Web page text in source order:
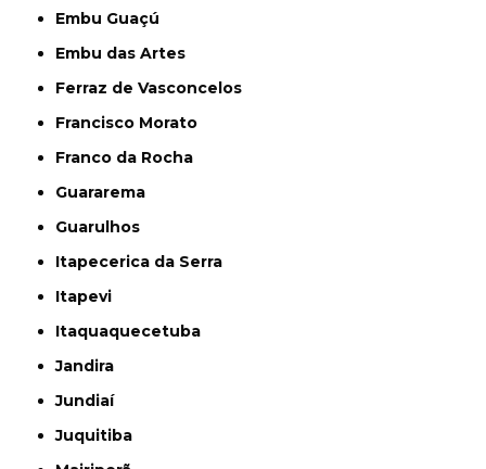
Embu Guaçú
Embu das Artes
Ferraz de Vasconcelos
Francisco Morato
Franco da Rocha
Guararema
Guarulhos
Itapecerica da Serra
Itapevi
Itaquaquecetuba
Jandira
Jundiaí
Juquitiba